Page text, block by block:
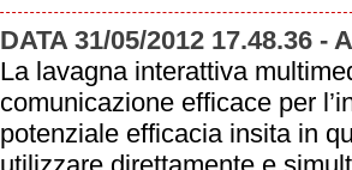
DATA 31/05/2012 17.48.36 -
La lavagna interattiva
comunicazione efficace per
potenziale efficacia insita in